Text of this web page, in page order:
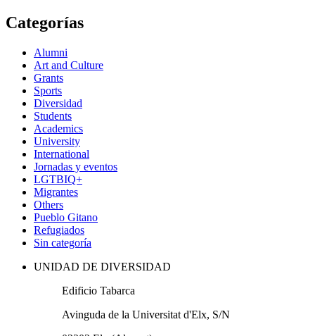
Categorías
Alumni
Art and Culture
Grants
Sports
Diversidad
Students
Academics
University
International
Jornadas y eventos
LGTBIQ+
Migrantes
Others
Pueblo Gitano
Refugiados
Sin categoría
UNIDAD DE DIVERSIDAD
Edificio Tabarca
Avinguda de la Universitat d'Elx, S/N